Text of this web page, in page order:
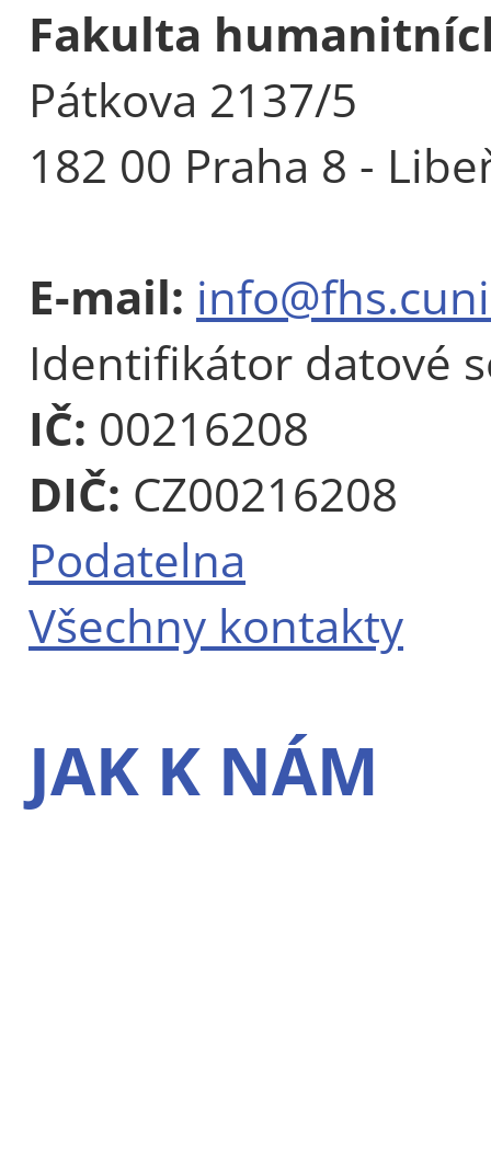
Fakulta
Pátkova 2137/5
182 00 Praha 8 -
E-mail:
Identifikátor datové
IČ: 00216208
DIČ: CZ00216208
Podatelna
Všechny kontakty
JAK K NÁM